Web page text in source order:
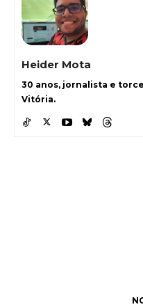
Heider Mota
30 anos, jornalista e
Vitória.